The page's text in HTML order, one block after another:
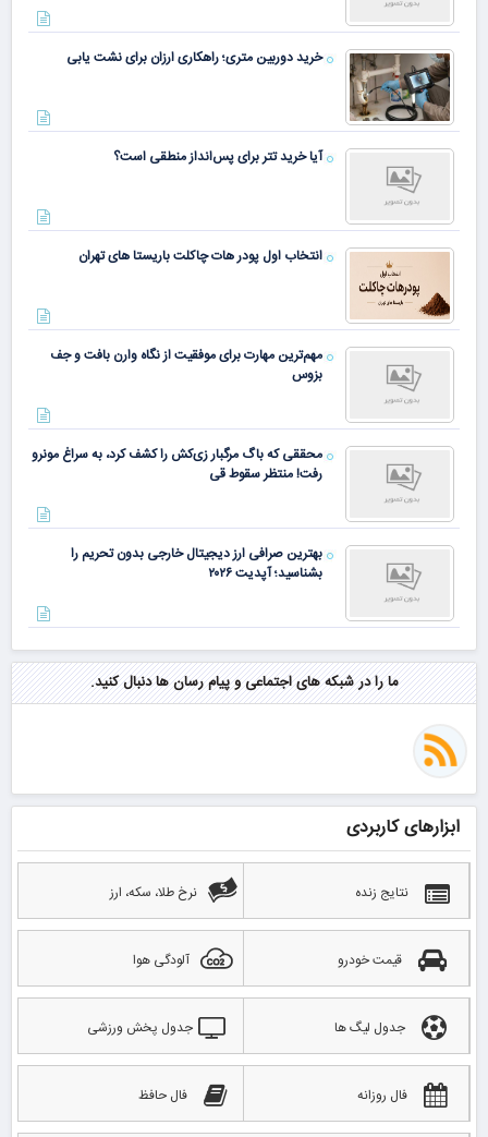
خرید دوربین متری؛ راهکاری ارزان برای نشت یابی
آیا خرید تتر برای پس‌انداز منطقی است؟
انتخاب اول پودر هات چاکلت باریستا های تهران
مهم‌ترین مهارت برای موفقیت از نگاه وارن بافت و جف
بزوس
محققی که باگ مرگبار زی‌کش را کشف کرد، به سراغ مونرو
رفت! منتظر سقوط قی
بهترین صرافی ارز دیجیتال خارجی بدون تحریم را
بشناسید؛ آپدیت ۲۰۲۶
ما را در شبکه های اجتماعی و پیام رسان ها دنبال کنید.
ابزارهای کاربردی
نتایج زنده نرخ طلا، سکه، ارز
قیمت خودرو آلودگی هوا
جدول لیگ ها جدول پخش ورزشی
فال روزانه فال حافظ